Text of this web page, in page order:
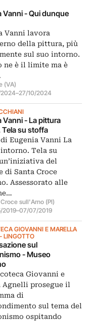
Vanni - Qui dunque
Vanni lavora
della pittura, più
sul suo intorno.
ne è il limite ma è
(VA)
–27/10/2024
Vanni - La pittura
su stoffa
Eugenia Vanni La
Tela su
del
di Santa Croce
Assessorato alle
sull'Arno (PI)
2019–07/07/2019
GIOVANNI E MARELLA
LINGOTTO
sul
- Museo
Giovanni e
Agnelli prosegue il
di
sul tema del
ospitando